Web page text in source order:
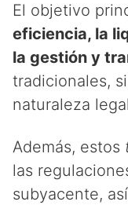
El objetivo
eficiencia, la
la gestión y
tradicionales,
naturaleza
Además, estos
las
subyacente,